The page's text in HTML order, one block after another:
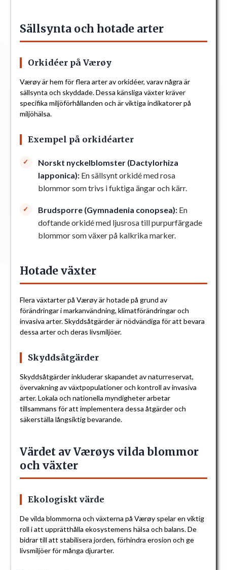
Sällsynta och hotade arter
Orkidéer på Værøy
Værøy är hem för flera arter av orkidéer, varav några är
sällsynta och skyddade. Dessa känsliga växter kräver
specifika miljöförhållanden och är viktiga indikatorer på
miljöhälsa.
Exempel på orkidéarter
Norskt nyckelblomster (Dactylorhiza
lapponica):En sällsynt orkidé med rosa
blommor som trivs i fuktiga ängar och kärr.
Brudsporre (Gymnadenia conopsea):En
doftande orkidé med ljusrosa till purpurfärgade
blommor som växer på kalkrika marker.
Hotade växter
Flera växtarter på Værøy är hotade på grund av
förändringar i markanvändning, klimatförändringar och
invasiva arter. Skyddsåtgärder är nödvändiga för att bevara
dessa arter och deras livsmiljöer.
Skyddsåtgärder
Skyddsåtgärder inkluderar skapandet av naturreservat,
övervakning av växtpopulationer och kontroll av invasiva
arter. Lokala och nationella myndigheter arbetar
tillsammans för att implementera dessa åtgärder och
säkerställa långsiktig bevarande.
Värdet av Værøys vilda blommor
och växter
Ekologiskt värde
De vilda blommorna och växterna på Værøy spelar en viktig
roll i att upprätthålla ekosystemens hälsa och balans. De
bidrar till att stabilisera jorden, förhindra erosion och ge
livsmiljöer för många djurarter.